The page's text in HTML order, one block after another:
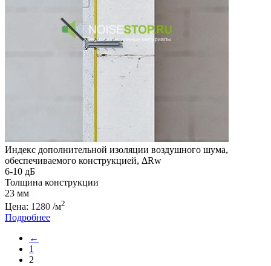
Индекс дополнительной изоляции воздушного шума,
обеспечиваемого конструкцией, ΔRw
6-10 дБ
Толщина конструкции
23 мм
Цена: 1280 /м2
Подробнее
←
1
2